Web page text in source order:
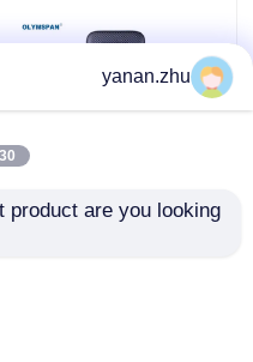
اﻷوتوكﻻف الجميح
يفلكن محمّ موصد
منتجات ألياف الكربون
yanan.zhu
product are you looking